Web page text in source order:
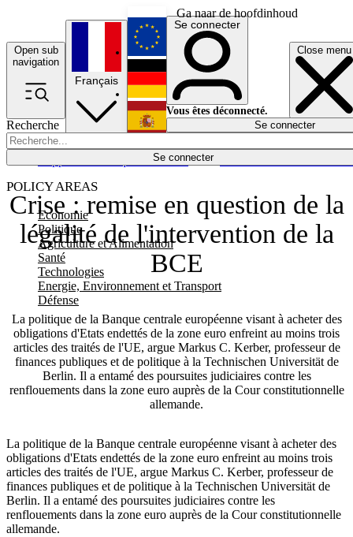
Ga naar de hoofdinhoud
Open sub
navigation
Close menu
Recherche
Se connecter
POLICY AREAS
Economie
Politique
Agriculture et Alimentation
Santé
Technologies
Energie, Environnement et Transport
Défense
Économie
Français
English
Deutsch
Español
Se connecter
Vous êtes déconnecté.
Se connecter
Crise : remise en question de la
légalité de l'intervention de la
BCE
La politique de la Banque centrale européenne visant à acheter des
obligations d'Etats endettés de la zone euro enfreint au moins trois
articles des traités de l'UE, argue Markus C. Kerber, professeur de
finances publiques et de politique à la Technischen Universität de
Berlin. Il a entamé des poursuites judiciaires contre les
renflouements dans la zone euro auprès de la Cour constitutionnelle
allemande.
La politique de la Banque centrale européenne visant à acheter des
obligations d'Etats endettés de la zone euro enfreint au moins trois
articles des traités de l'UE, argue Markus C. Kerber, professeur de
finances publiques et de politique à la Technischen Universität de
Berlin. Il a entamé des poursuites judiciaires contre les
renflouements dans la zone euro auprès de la Cour constitutionnelle
allemande.